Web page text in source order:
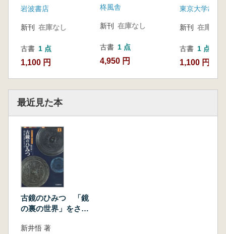
岩波書店
新刊 在庫なし
古書 1 点
1,100 円
柊風舎
新刊 在庫なし
古書 1 点
4,950 円
東京大学出版
新刊 在庫なし
古書 1 点
1,100 円
最近見た本
古鏡のひみつ 「鏡
の裏の世界」をさぐ
新井悟 著